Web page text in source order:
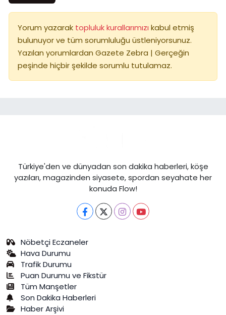
Yorum yazarak topluluk kurallarımızı kabul etmiş
bulunuyor ve tüm sorumluluğu üstleniyorsunuz.
Yazılan yorumlardan Gazete Zebra | Gerçeğin
peşinde hiçbir şekilde sorumlu tutulamaz.
Türkiye'den ve dünyadan son dakika haberleri, köşe
yazıları, magazinden siyasete, spordan seyahate her
konuda Flow!
Nöbetçi Eczaneler
Hava Durumu
Trafik Durumu
Puan Durumu ve Fikstür
Tüm Manşetler
Son Dakika Haberleri
Haber Arşivi